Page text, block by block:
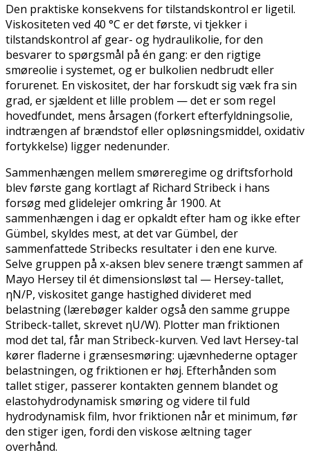
Den praktiske konsekvens for tilstandskontrol er ligetil.
Viskositeten ved 40 °C er det første, vi tjekker i
tilstandskontrol af gear- og hydraulikolie, for den
besvarer to spørgsmål på én gang: er den rigtige
smøreolie i systemet, og er bulkolien nedbrudt eller
forurenet. En viskositet, der har forskudt sig væk fra sin
grad, er sjældent et lille problem — det er som regel
hovedfundet, mens årsagen (forkert efterfyldningsolie,
indtrængen af brændstof eller opløsningsmiddel, oxidativ
fortykkelse) ligger nedenunder.
Sammenhængen mellem smøreregime og driftsforhold
blev første gang kortlagt af Richard Stribeck i hans
forsøg med glidelejer omkring år 1900. At
sammenhængen i dag er opkaldt efter ham og ikke efter
Gümbel, skyldes mest, at det var Gümbel, der
sammenfattede Stribecks resultater i den ene kurve.
Selve gruppen på x-aksen blev senere trængt sammen af
Mayo Hersey til ét dimensionsløst tal — Hersey-tallet,
ηN/P, viskositet gange hastighed divideret med
belastning (lærebøger kalder også den samme gruppe
Stribeck-tallet, skrevet ηU/W). Plotter man friktionen
mod det tal, får man Stribeck-kurven. Ved lavt Hersey-tal
kører fladerne i grænsesmøring: ujævnhederne optager
belastningen, og friktionen er høj. Efterhånden som
tallet stiger, passerer kontakten gennem blandet og
elastohydrodynamisk smøring og videre til fuld
hydrodynamisk film, hvor friktionen når et minimum, før
den stiger igen, fordi den viskose æltning tager
overhånd.